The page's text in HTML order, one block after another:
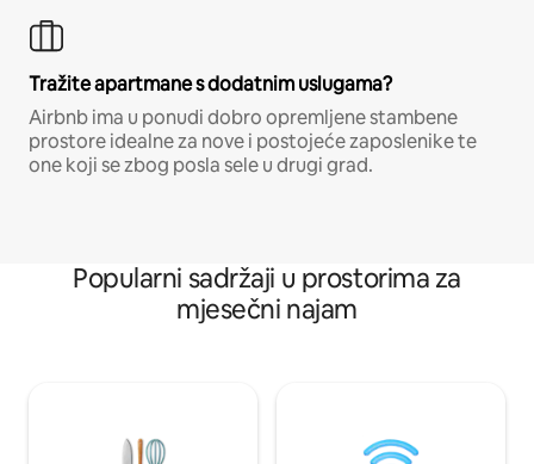
Tražite apartmane s dodatnim uslugama?
Airbnb ima u ponudi dobro opremljene stambene
prostore idealne za nove i postojeće zaposlenike te
one koji se zbog posla sele u drugi grad.
Popularni sadržaji u prostorima za
mjesečni najam